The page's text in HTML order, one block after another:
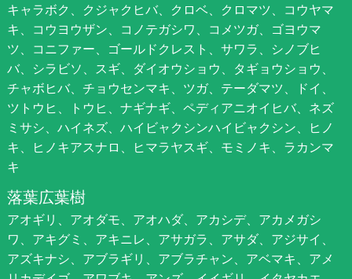
キャラボク、クジャクヒバ、クロベ、クロマツ、コウヤマ
キ、コウヨウザン、コノテガシワ、コメツガ、ゴヨウマ
ツ、コニファー、ゴールドクレスト、サワラ、シノブヒ
バ、シラビソ、スギ、ダイオウショウ、タギョウショウ、
チャボヒバ、チョウセンマキ、ツガ、テーダマツ、ドイ、
ツトウヒ、トウヒ、ナギナギ、ペディアニオイヒバ、ネズ
ミサシ、ハイネズ、ハイビャクシンハイビャクシン、ヒノ
キ、ヒノキアスナロ、ヒマラヤスギ、モミノキ、ラカンマ
キ
落葉広葉樹
アオギリ、アオダモ、アオハダ、アカシデ、アカメガシ
ワ、アキグミ、アキニレ、アサガラ、アサダ、アジサイ、
アズキナシ、アブラギリ、アブラチャン、アベマキ、アメ